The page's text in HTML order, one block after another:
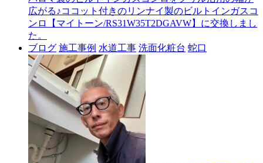
広がる♪ココット付きのリンナイ製のビルトインガスコ
ンロ【マイトーン/RS31W35T2DGAVW】に交換しまし
た。
ブログ 施工事例 水道工事 洗面化粧台 蛇口